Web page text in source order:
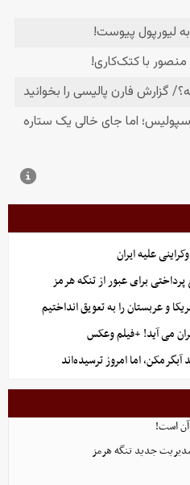
علیه ایران
برای عبور از تنگه هرمز
و عربستان را به تعویق انداختیم
می آید! +فیلم وعکس
اما امروز ترسیده‌اند
آن است!
جدید تنگه هرمز